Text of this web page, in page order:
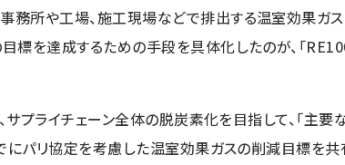
務所や工場、施工現場などで排出する温室効果ガ
目標を達成するための手段を具体化したのが、「
プライチェーン全体の脱炭素化を目指して、「主要
にパリ協定を考慮した温室効果ガスの削減目標を共